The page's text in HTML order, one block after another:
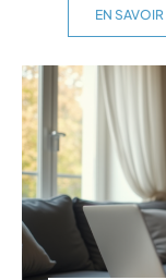
EN SAVOIR